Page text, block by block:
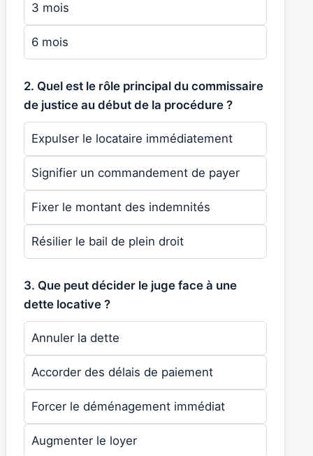
3 mois
6 mois
2. Quel est le rôle principal du commissaire
de justice au début de la procédure ?
Expulser le locataire immédiatement
Signifier un commandement de payer
Fixer le montant des indemnités
Résilier le bail de plein droit
3. Que peut décider le juge face à une
dette locative ?
Annuler la dette
Accorder des délais de paiement
Forcer le déménagement immédiat
Augmenter le loyer